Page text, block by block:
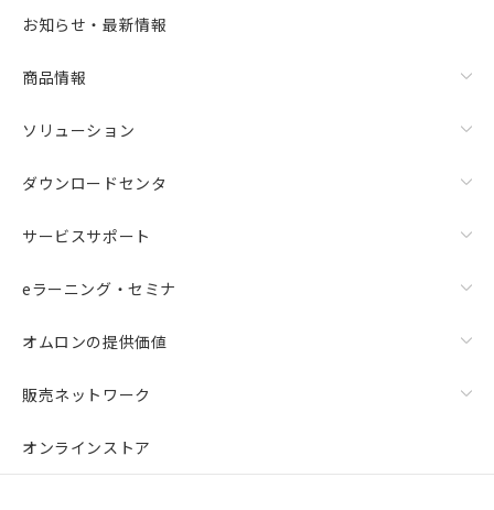
お知らせ・最新情報
商品情報
ソリューション
ダウンロードセンタ
サービスサポート
eラーニング・セミナ
オムロンの提供価値
販売ネットワーク
オンラインストア